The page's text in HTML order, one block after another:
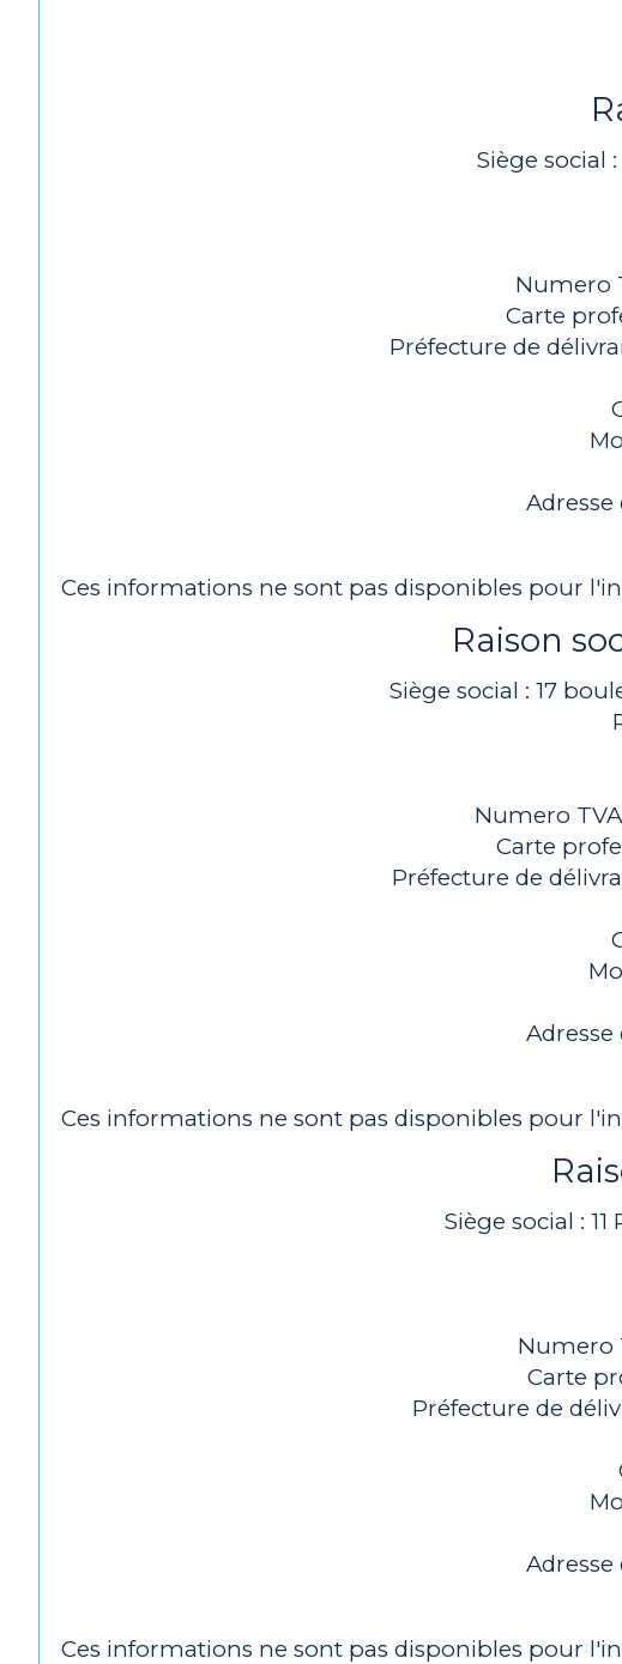
Siège social
Numero
Carte
Préfecture de
Ces informations ne sont pas disponibles pour
Raison
Siège social : 17
Numero
Carte
Préfecture de
Ces informations ne sont pas disponibles pour
Siège social :
Numero
Carte
Préfecture de
Ces informations ne sont pas disponibles pour